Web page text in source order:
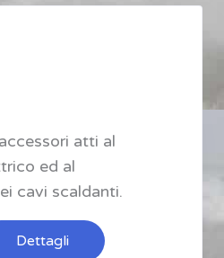
atti al
ed al
cavi scaldanti.
Dettagli